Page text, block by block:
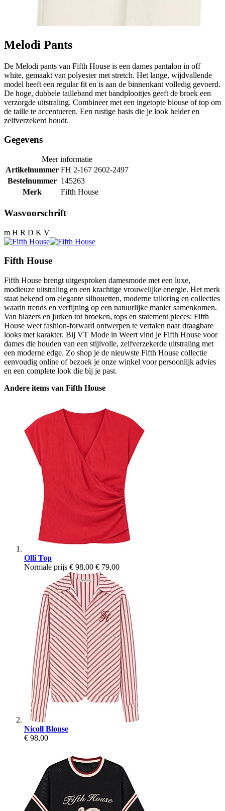
Melodi Pants
De Melodi pants van Fifth House is een dames pantalon in off
white, gemaakt van polyester met stretch. Het lange, wijdvallende
model heeft een regular fit en is aan de binnenkant volledig gevoerd.
De hoge, dubbele tailleband met bandplooitjes geeft de broek een
verzorgde uitstraling. Combineer met een ingetopte blouse of top om
de taille te accentueren. Een rustige basis die je look helder en
zelfverzekerd houdt.
Gegevens
Meer informatie
Artikelnummer FH 2-167 2602-2497
Bestelnummer 145263
Merk
Fifth House
Wasvoorschrift
m H R D K V
Fifth House
Fifth House brengt uitgesproken damesmode met een luxe,
modieuze uitstraling en een krachtige vrouwelijke energie. Het merk
staat bekend om elegante silhouetten, moderne tailoring en collecties
waarin trends en verfijning op een natuurlijke manier samenkomen.
Van blazers en jurken tot broeken, tops en statement pieces: Fifth
House weet fashion-forward ontwerpen te vertalen naar draagbare
looks met karakter. Bij VT Mode in Weert vind je Fifth House voor
dames die houden van een stijlvolle, zelfverzekerde uitstraling met
een moderne edge. Zo shop je de nieuwste Fifth House collectie
eenvoudig online of bezoek je onze winkel voor persoonlijk advies
en een complete look die bij je past.
Andere items van Fifth House
Olli Top
Normale prijs € 98,00 € 79,00
Nicoll Blouse
€ 98,00